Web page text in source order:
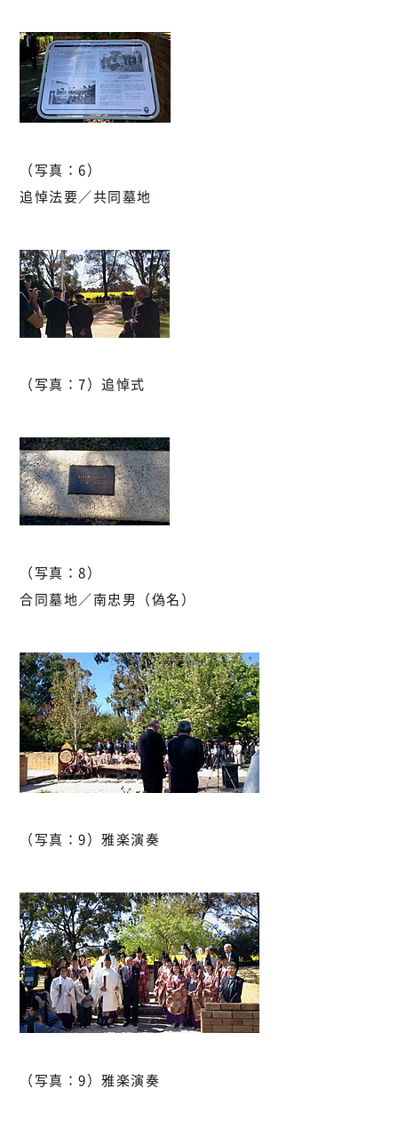
（写真：6）
追悼法要／共同墓地
（写真：7）追悼式
（写真：8）
合同墓地／南忠男（偽名）
（写真：9）雅楽演奏
（写真：9）雅楽演奏